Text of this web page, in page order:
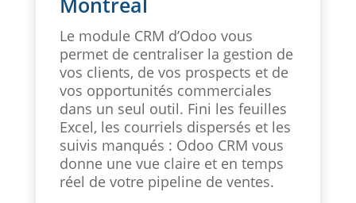
Le module CRM d’Odoo vous
permet de centraliser la gestion de
vos clients, de vos prospects et de
vos opportunités commerciales
dans un seul outil. Fini les feuilles
Excel, les courriels dispersés et les
suivis manqués : Odoo CRM vous
donne une vue claire et en temps
réel de votre pipeline de ventes.